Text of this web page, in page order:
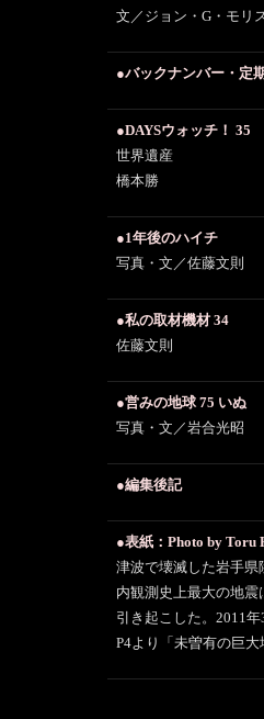
文／ジョン・G・モリ
●バックナンバー・定
●DAYSウォッチ！ 35
世界遺産
橋本勝
●1年後のハイチ
写真・文／佐藤文則
●私の取材機材 34
佐藤文則
●営みの地球 75 いぬ
写真・文／岩合光昭
●編集後記
●表紙：Photo by Toru
津波で壊滅した岩手
内観測史上最大の地
引き起こした。2011年
P4より「未曽有の巨